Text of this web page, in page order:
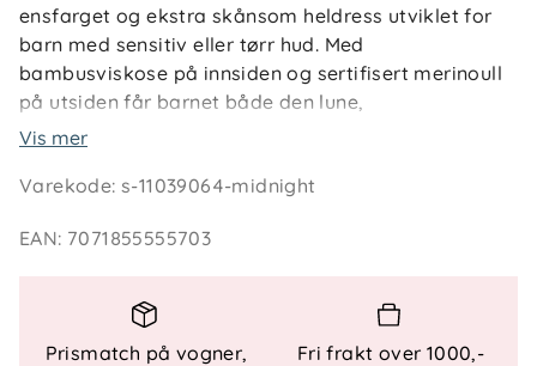
ensfarget og ekstra skånsom heldress utviklet for
barn med sensitiv eller tørr hud. Med
bambusviskose på innsiden og sertifisert merinoull
på utsiden får barnet både den lune,
temperaturregulerende beskyttelsen fra ull og en
uten irritasjon.
Den gjennomtenkte materialkombinasjonen gjør
alene eller som del av lag-på-lag-påkledning.
Plagget transporterer effektivt bort fukt og tørker
raskt, slik at barnet holder seg tørt og komfortabelt
Vis mer
Varekode:s-11039064-midnight
EAN: 7071855555703
Prismatch på vogner,
Fri frakt over 1000,-